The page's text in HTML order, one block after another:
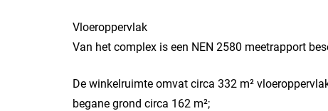
Vloeroppervlak
Van het complex is een NEN 2580 meetrapport
De winkelruimte omvat circa 332 m²
begane grond circa 162 m²;